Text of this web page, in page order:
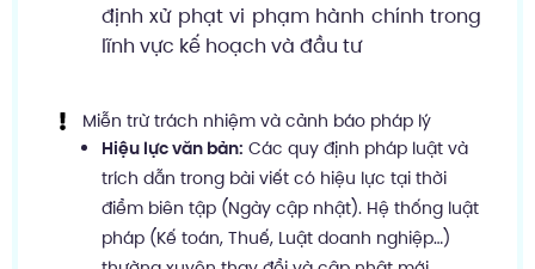
định xử phạt vi phạm hành chính trong
lĩnh vực kế hoạch và đầu tư
Miễn trừ trách nhiệm và cảnh báo pháp lý
Hiệu lực văn bản: Các quy định pháp luật và
trích dẫn trong bài viết có hiệu lực tại thời
điểm biên tập (Ngày cập nhật). Hệ thống luật
pháp (Kế toán, Thuế, Luật doanh nghiệp…)